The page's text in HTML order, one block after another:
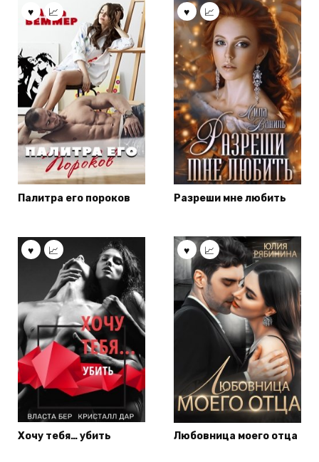
Палитра его пороков Разреши мне любить
Хочу тебя… убить Любовница моего отца